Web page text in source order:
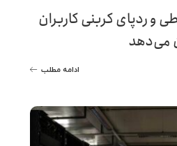
و ردپای کربنی کاربران
می‌دهد
ادامه مطلب